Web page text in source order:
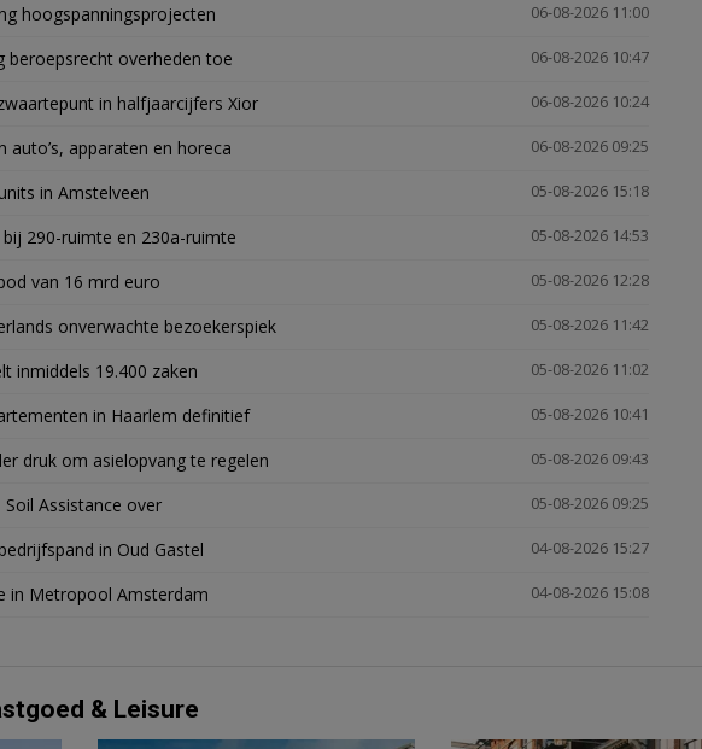
06-08-2026 11:00
hoogspanningsprojecten
06-08-2026 10:47
beroepsrecht overheden toe
06-08-2026 10:24
in halfjaarcijfers Xior
06-08-2026 09:25
apparaten en horeca
05-08-2026 15:18
in Amstelveen
05-08-2026 14:53
290-ruimte en 230a-ruimte
05-08-2026 12:28
van 16 mrd euro
05-08-2026 11:42
onverwachte bezoekerspiek
05-08-2026 11:02
inmiddels 19.400 zaken
05-08-2026 10:41
in Haarlem definitief
05-08-2026 09:43
druk om asielopvang te regelen
05-08-2026 09:25
Assistance over
04-08-2026 15:27
in Oud Gastel
04-08-2026 15:08
in Metropool Amsterdam
& Leisure